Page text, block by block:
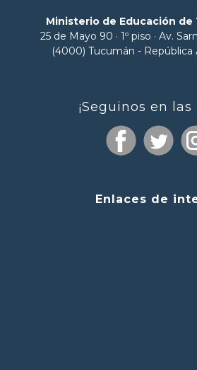
Ministerio de Educación de
25 de Mayo 90 · 1º piso · Av.
(4000) Tucumán - República
¡Seguinos en las
Enlaces de